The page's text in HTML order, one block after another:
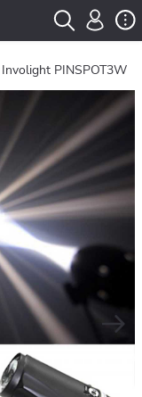
Involight PINSPOT3W